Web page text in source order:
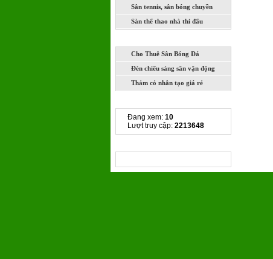
Sân tennis, sân bóng chuyền
Sàn thể thao nhà thi đấu
Cho Thuê Sân Bóng Đá
Đèn chiếu sáng sân vận động
Thảm cỏ nhân tạo giá rẻ
Đang xem: 10
Lượt truy cập: 2213648